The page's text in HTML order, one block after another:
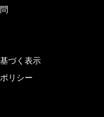
づく表示
リシー